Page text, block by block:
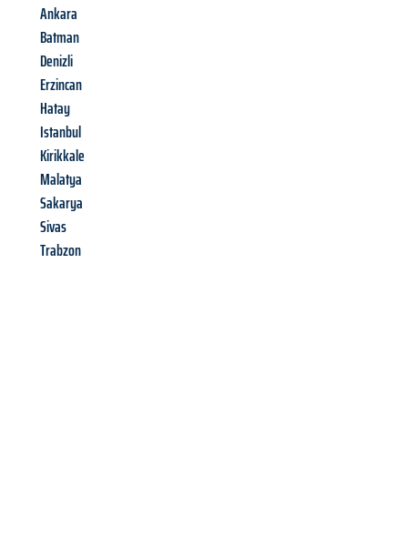
Ankara
Batman
Denizli
Erzincan
Hatay
Istanbul
Kirikkale
Malatya
Sakarya
Sivas
Trabzon